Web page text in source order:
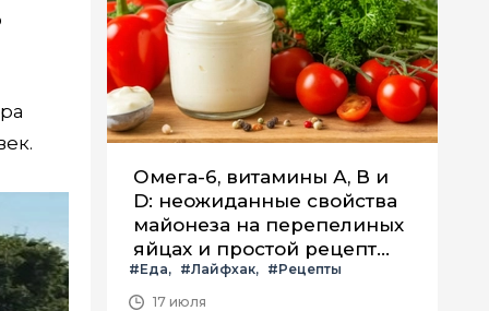
Омега-6, витамины А, В и
D: неожиданные свойства
майонеза на перепелиных
яйцах и простой рецепт
летнего салата с ним
#Еда #Лайфхак
#Рецепты
17 июля